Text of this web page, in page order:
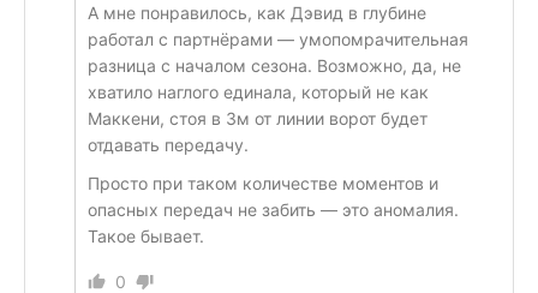
А мне понравилось, как Дэвид в глубине
работал с партнёрами — умопомрачительная
разница с началом сезона. Возможно, да, не
хватило наглого единала, который не как
Маккени, стоя в 3м от линии ворот будет
отдавать передачу.
Просто при таком количестве моментов и
опасных передач не забить — это аномалия.
Такое бывает.
0